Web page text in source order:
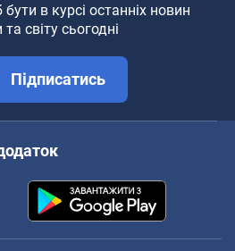
в курсі останніх новин
та світу сьогодні
Підписатись